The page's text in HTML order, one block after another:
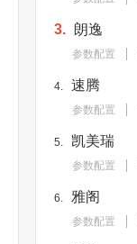
3. 朗逸
参数配置
4. 速腾
参数配置
5. 凯美瑞
参数配置
6. 雅阁
参数配置